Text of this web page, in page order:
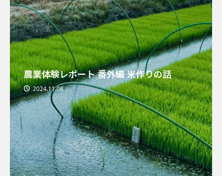
農業体験レポート 番外編 米作りの話
2024.11.08